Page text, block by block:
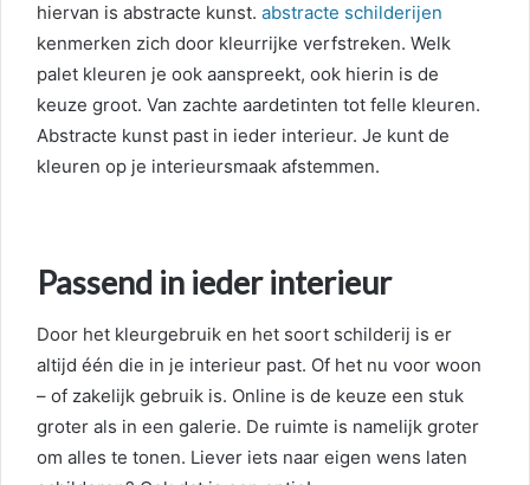
hiervan is abstracte kunst. abstracte schilderijen
kenmerken zich door kleurrijke verfstreken. Welk
palet kleuren je ook aanspreekt, ook hierin is de
keuze groot. Van zachte aardetinten tot felle kleuren.
Abstracte kunst past in ieder interieur. Je kunt de
kleuren op je interieursmaak afstemmen.
Passend in ieder interieur
Door het kleurgebruik en het soort schilderij is er
altijd één die in je interieur past. Of het nu voor woon
– of zakelijk gebruik is. Online is de keuze een stuk
groter als in een galerie. De ruimte is namelijk groter
om alles te tonen. Liever iets naar eigen wens laten